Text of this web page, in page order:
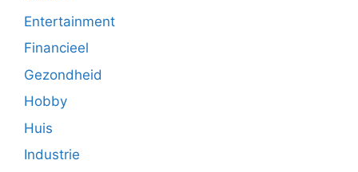
Entertainment
Financieel
Gezondheid
Hobby
Huis
Industrie